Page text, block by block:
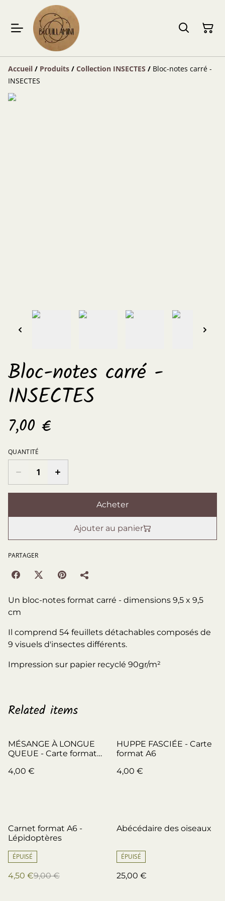
Accueil / Produits / Collection INSECTES / Bloc-notes carré -
INSECTES
Bloc-notes carré -
INSECTES
7,00 €
QUANTITÉ
Acheter
Ajouter au panier
PARTAGER
Un bloc-notes format carré - dimensions 9,5 x 9,5
cm
Il comprend 54 feuillets détachables composés de
9 visuels d'insectes différents.
Impression sur papier recyclé 90gr/m²
Related items
MÉSANGE À LONGUE
QUEUE - Carte format
4,00 €
HUPPE FASCIÉE - Carte
format A6
4,00 €
%
Carnet format A6 -
Lépidoptères
ÉPUISÉ
4,50 €9,00 €
Abécédaire des oiseaux
ÉPUISÉ
25,00 €